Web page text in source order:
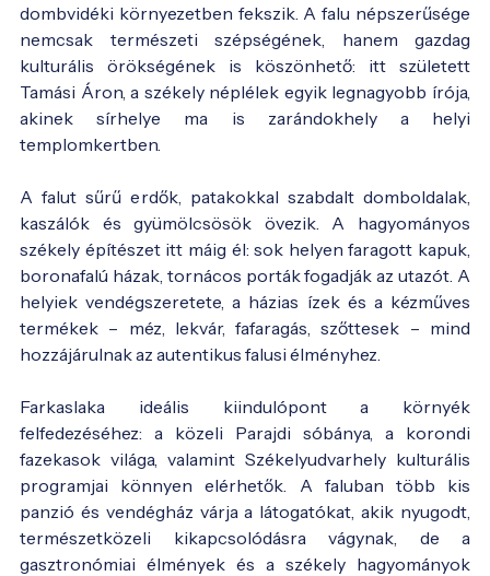
dombvidéki környezetben fekszik. A falu népszerűsége
nemcsak természeti szépségének, hanem gazdag
kulturális örökségének is köszönhető: itt született
Tamási Áron, a székely néplélek egyik legnagyobb írója,
akinek sírhelye ma is zarándokhely a helyi
templomkertben.
A falut sűrű erdők, patakokkal szabdalt domboldalak,
kaszálók és gyümölcsösök övezik. A hagyományos
székely építészet itt máig él: sok helyen faragott kapuk,
boronafalú házak, tornácos porták fogadják az utazót. A
helyiek vendégszeretete, a házias ízek és a kézműves
termékek – méz, lekvár, fafaragás, szőttesek – mind
hozzájárulnak az autentikus falusi élményhez.
Farkaslaka ideális kiindulópont a környék
felfedezéséhez: a közeli Parajdi sóbánya, a korondi
fazekasok világa, valamint Székelyudvarhely kulturális
programjai könnyen elérhetők. A faluban több kis
panzió és vendégház várja a látogatókat, akik nyugodt,
természetközeli kikapcsolódásra vágynak, de a
gasztronómiai élmények és a székely hagyományok